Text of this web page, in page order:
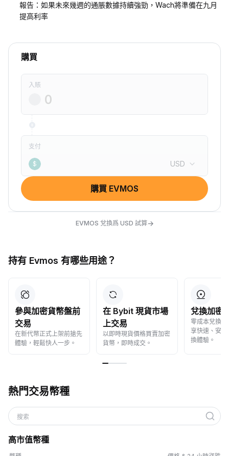
報告：如果未來幾週的通脹數據持續強勁，Wach將準備在九月
提高利率
購買
入賬
支付
$ USD
購買 EVMOS
EVMOS 兌換爲 USD 試算→
持有 Evmos 有哪些用途？
參與加密貨幣盤前
交易
在新代幣正式上架前搶先
體驗，輕鬆快人一步。
在 Bybit 現貨市場
上交易
以即時現貨價格買賣加密
貨幣，即時成交。
兌換加密
零成本兌換
享快速、安
換體驗。
熱門交易幣種
搜索
高市值幣種